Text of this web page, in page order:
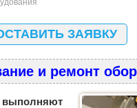
ЗАЯВКУ
и ремонт
выполняют